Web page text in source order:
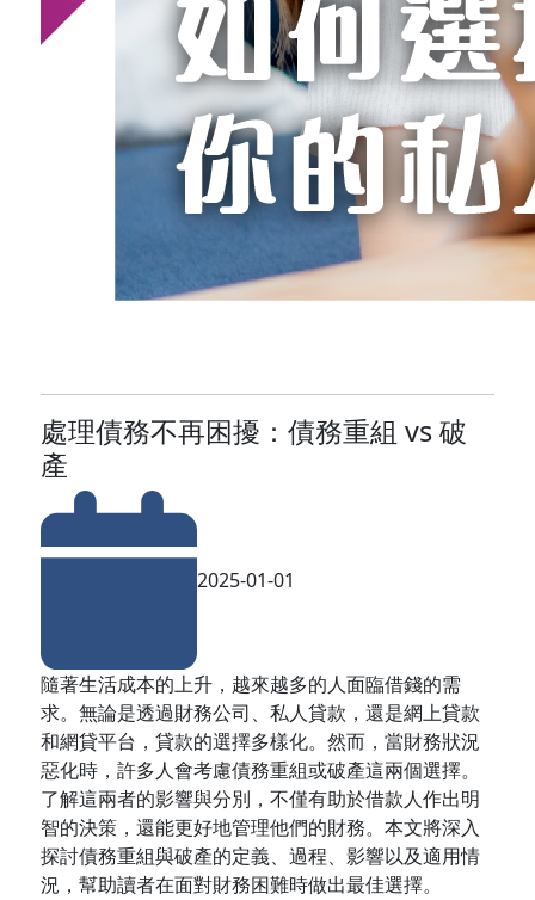
處理債務不再困擾：債務重組 vs 破
產
2025-01-01
隨著生活成本的上升，越來越多的人面臨借錢的需
求。無論是透過財務公司、私人貸款，還是網上貸款
和網貸平台，貸款的選擇多樣化。然而，當財務狀況
惡化時，許多人會考慮債務重組或破產這兩個選擇。
了解這兩者的影響與分別，不僅有助於借款人作出明
智的決策，還能更好地管理他們的財務。本文將深入
探討債務重組與破產的定義、過程、影響以及適用情
況，幫助讀者在面對財務困難時做出最佳選擇。